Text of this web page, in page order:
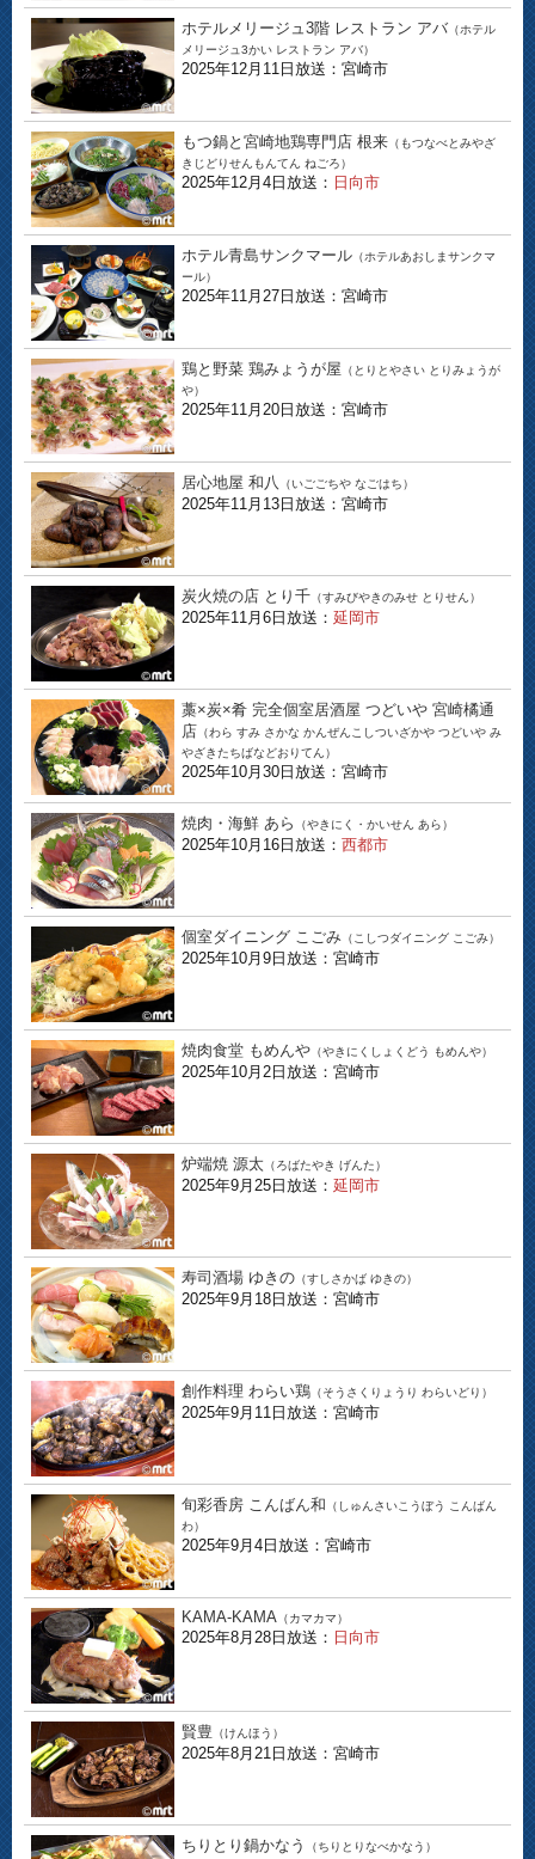
ホテルメリージュ3階 レストラン アバ （ホテル
メリージュ3かい レストラン アバ）
2025年12月11日放送：宮崎市
もつ鍋と宮崎地鶏専門店 根来 （もつなべとみやざ
きじどりせんもんてん ねごろ）
2025年12月4日放送： 日向市
ホテル青島サンクマール （ホテルあおしまサンクマ
ール）
2025年11月27日放送：宮崎市
鶏と野菜 鶏みょうが屋 （とりとやさい とりみょうが
や）
2025年11月20日放送：宮崎市
居心地屋 和八 （いごごちや なごはち）
2025年11月13日放送：宮崎市
炭火焼の店 とり千 （すみびやきのみせ とりせん）
2025年11月6日放送： 延岡市
藁×炭×肴 完全個室居酒屋 つどいや 宮崎橘通
店 （わら すみ さかな かんぜんこしついざかや つどいや み
やざきたちばなどおりてん）
2025年10月30日放送：宮崎市
焼肉・海鮮 あら （やきにく・かいせん あら）
2025年10月16日放送： 西都市
個室ダイニング こごみ （こしつダイニング こごみ）
2025年10月9日放送：宮崎市
焼肉食堂 もめんや （やきにくしょくどう もめんや）
2025年10月2日放送：宮崎市
炉端焼 源太 （ろばたやき げんた）
2025年9月25日放送： 延岡市
寿司酒場 ゆきの （すしさかば ゆきの）
2025年9月18日放送：宮崎市
創作料理 わらい鶏 （そうさくりょうり わらいどり）
2025年9月11日放送：宮崎市
旬彩香房 こんばん和 （しゅんさいこうぼう こんばん
わ）
2025年9月4日放送：宮崎市
KAMA-KAMA （カマカマ）
2025年8月28日放送： 日向市
賢豊 （けんほう）
2025年8月21日放送：宮崎市
ちりとり鍋かなう （ちりとりなべかなう）